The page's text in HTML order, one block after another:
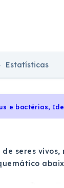
Estatísticas
e bactérias,
seres